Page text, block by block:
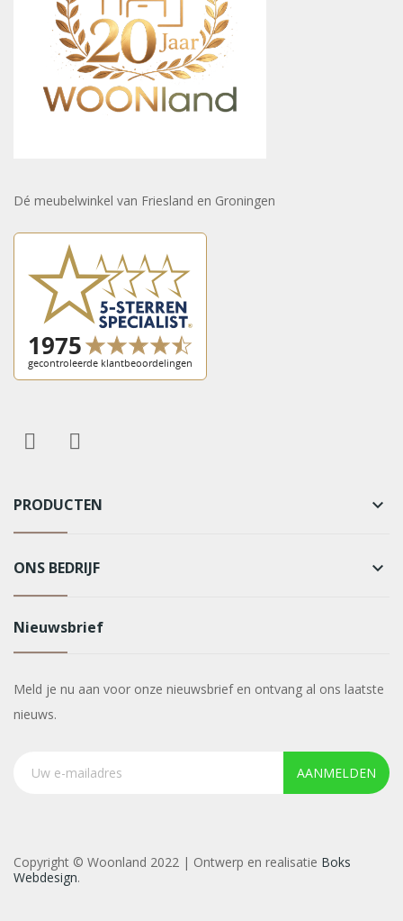
Dé meubelwinkel van Friesland en Groningen
PRODUCTEN keyboard_arrow_down
ONS BEDRIJF keyboard_arrow_down
Nieuwsbrief
Meld je nu aan voor onze nieuwsbrief en ontvang al ons laatste
nieuws.
AANMELDEN
Copyright © Woonland 2022 | Ontwerp en realisatie Boks
Webdesign.